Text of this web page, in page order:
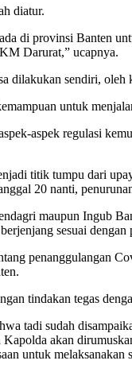
diatur.
di provinsi Banten
Darurat,” ucapnya.
sendiri, oleh
untuk
aspek regulasi
titik tumpu dari
20 nanti,
maupun Ingub
sesuai
penanggulangan
tindakan tegas
tadi sudah
akan
untuk